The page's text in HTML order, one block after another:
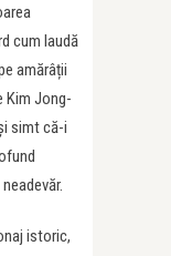
cum laudă
amărâții
Kim Jong-
simt că-i
istoric,